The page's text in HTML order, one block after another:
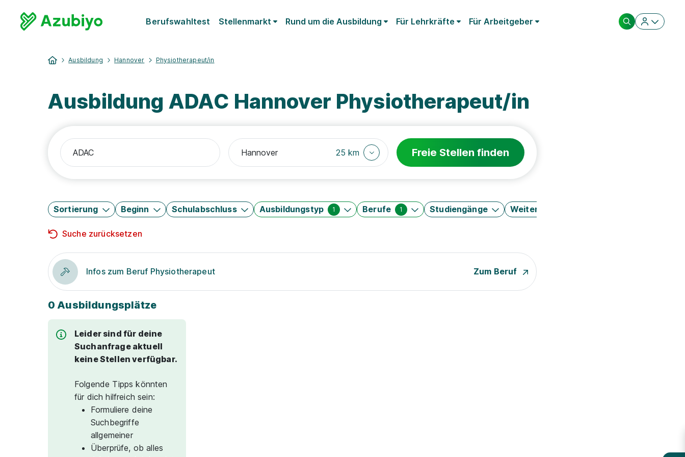
Berufswahltest Stellenmarkt Rund um die Ausbildung Für Lehrkräfte Für Arbeitgeber
Ausbildung Hannover Physiotherapeut/in
Ausbildung ADAC Hannover Physiotherapeut/in
25 km Freie Stellen finden
Sortierung Beginn Schulabschluss Ausbildungstyp 1 Berufe 1 Studiengänge Weitere Filter
Suche zurücksetzen
Infos zum Beruf Physiotherapeut Zum Beruf
0 Ausbildungsplätze
Leider sind für deine
Suchanfrage aktuell
keine Stellen verfügbar.
Folgende Tipps könnten
für dich hilfreich sein:
Formuliere deine
Suchbegriffe
allgemeiner
Überprüfe, ob alles